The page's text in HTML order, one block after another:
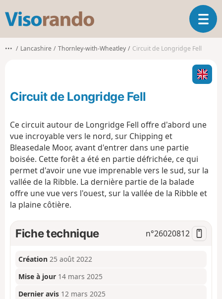
s
o
o
O
u
i
r
l
v
t
o
••• Lancashire Thornley-with-Wheatley Circuit de Longridge Fell
Circuit de Longridge Fell
Ce circuit autour de Longridge Fell offre d'abord une
vue incroyable vers le nord, sur Chipping et
Bleasedale Moor, avant d'entrer dans une partie
boisée. Cette forêt a été en partie défrichée, ce qui
permet d'avoir une vue imprenable vers le sud, sur la
vallée de la Ribble. La dernière partie de la balade
offre une vue vers l'ouest, sur la vallée de la Ribble et
la plaine côtière.
Fiche technique n°26020812
Création 25 août 2022
Mise à jour 14 mars 2025
Dernier avis 12 mars 2025